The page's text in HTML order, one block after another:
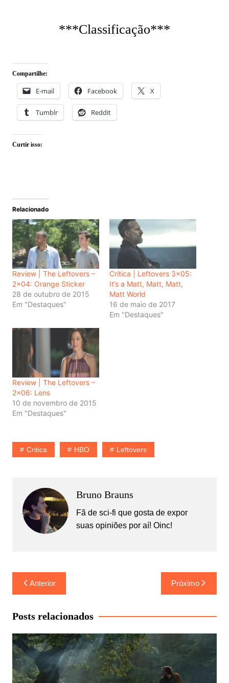
***Classificação***
Compartilhe:
E-mail Facebook X
Tumblr Reddit
Curtir isso:
Relacionado
Review | The Leftovers –
2×04: Orange Sticker
28 de outubro de 2015
Em "Destaques"
Crítica | Leftovers 3×05:
It’s a Matt, Matt, Matt,
Matt World
16 de maio de 2017
Em "Destaques"
Review | The Leftovers –
2×06: Lens
10 de novembro de 2015
Em "Destaques"
Critica HBO Leftovers
Bruno Brauns
Fã de sci-fi que gosta de expor
suas opiniões por aí! Oinc!
Navegação
de
Post
Anterior Próximo
Posts relacionados